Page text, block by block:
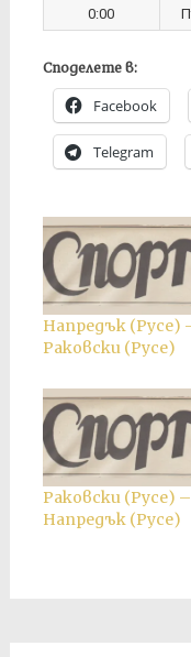
0:00
Споделете в:
Facebook
Telegram
Напредък (Русе)
Раковски (Русе)
Раковски (Русе) –
Напредък (Русе)